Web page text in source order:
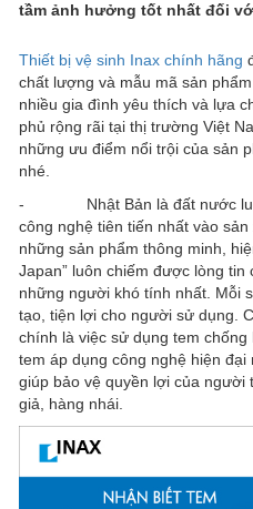
tầm ảnh hưởng tốt nhất đối
Thiết bị vệ sinh Inax chính hãng
chất lượng và mẫu mã sản
nhiều gia đình yêu thích và lựa
phủ rộng rãi tại thị trường Việt
những ưu điểm nổi trội của sản
nhé.
- Nhật Bản là đất nước luôn
công nghệ tiên tiến nhất vào
những sản phẩm thông minh,
Japan” luôn chiếm được lòng
những người khó tính nhất. Mỗi
tạo, tiện lợi cho người sử dụng.
chính là việc sử dụng tem
tem áp dụng công nghệ hiện
giúp bảo vệ quyền lợi của người
giả, hàng nhái.